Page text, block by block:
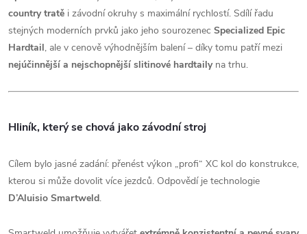
country tratě i závodní okruhy s maximální rychlostí. Sdílí řadu
stejných moderních prvků jako jeho sourozenec Specialized Epic
Hardtail, ale v cenově výhodnějším balení – díky tomu patří mezi
nejúčinnější a nejschopnější slitinové hardtailyna trhu.
Hliník, který se chová jako závodní stroj
Cílem bylo jasné zadání: přenést výkon „profi“ XC kol do konstrukce,
kterou si může dovolit více jezdců. Odpovědí je technologie
D’Aluisio Smartweld.